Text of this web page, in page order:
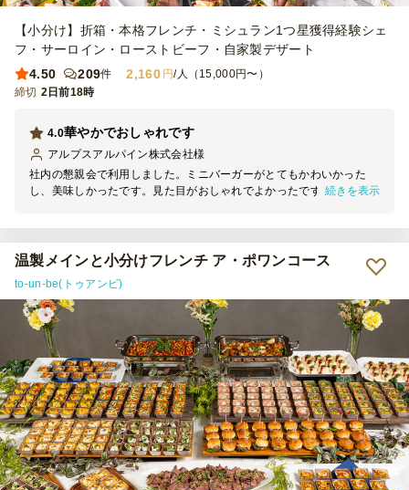
【小分け】折箱・本格フレンチ・ミシュラン1つ星獲得経験シェ
フ・サーロイン・ローストビーフ・自家製デザート
4.50
209件 2,160 円/人（15,000円〜）
締切 2日前18時
華やかでおしゃれです
4.0
アルプスアルパイン株式会社様
社内の懇親会で利用しました。ミニバーガーがとてもかわいかった
し、美味しかったです。見た目がおしゃれでよかったです。ただ小分
には、来たままテーブルに出しているので、その部分で統一感がある
とよいなと思います。お値段はやはり少しお高めかもしれません。予
続きを表示
温製メインと小分けフレンチ ア・ポワンコース
to-un-be(トゥアンビ)